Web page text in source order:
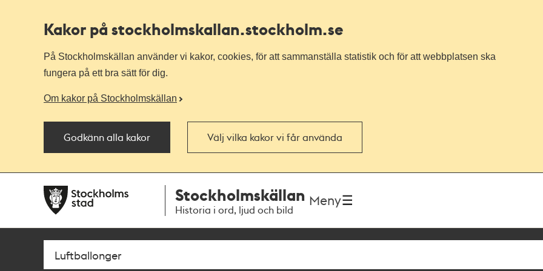
Kakor på stockholmskallan.stockholm.se
På Stockholmskällan använder vi kakor, cookies, för att sammanställa statistik och för att webbplatsen ska
fungera på ett bra sätt för dig.
Om kakor på Stockholmskällan
Godkänn alla kakor Välj vilka kakor vi får använda
navigationen
huvudinnehållet
Stockholmskällan
Historia i ord, ljud och bild
Meny
Sök